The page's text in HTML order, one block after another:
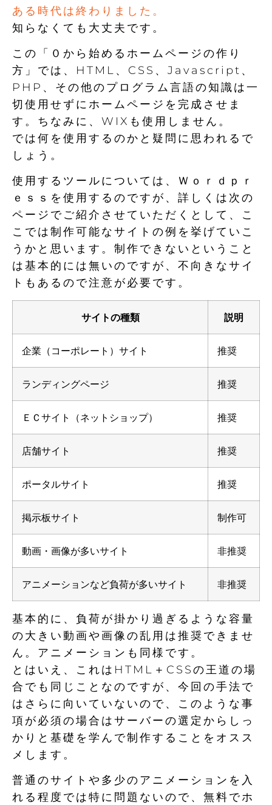
ある時代は終わりました。
知らなくても大丈夫です。
この「０から始めるホームページの作り
方」では、HTML、CSS、Javascript、
PHP、その他のプログラム言語の知識は一
切使用せずにホームページを完成させま
す。ちなみに、WIXも使用しません。
では何を使用するのかと疑問に思われるで
しょう。
使用するツールについては、Ｗｏｒｄｐｒ
ｅｓｓを使用するのですが、詳しくは次の
ページでご紹介させていただくとして、こ
こでは制作可能なサイトの例を挙げていこ
うかと思います。制作できないということ
は基本的には無いのですが、不向きなサイ
トもあるので注意が必要です。
サイトの種類 説明
企業（コーポレート）サイト 推奨
ランディングページ 推奨
ＥＣサイト（ネットショップ） 推奨
店舗サイト 推奨
ポータルサイト 推奨
掲示板サイト 制作可
動画・画像が多いサイト 非推奨
アニメーションなど負荷が多いサイト 非推奨
基本的に、負荷が掛かり過ぎるような容量
の大きい動画や画像の乱用は推奨できませ
ん。アニメーションも同様です。
とはいえ、これはHTML＋CSSの王道の場
合でも同じことなのですが、今回の手法で
はさらに向いていないので、このような事
項が必須の場合はサーバーの選定からしっ
かりと基礎を学んで制作することをオスス
メします。
普通のサイトや多少のアニメーションを入
れる程度では特に問題ないので、無料でホ